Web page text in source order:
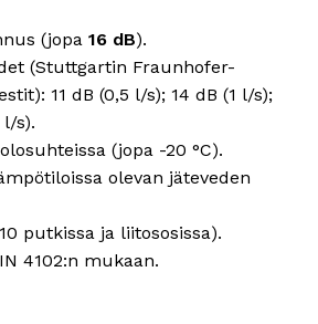
(jopa 16 dB).
(Stuttgartin Fraunhofer-
11 dB (0,5 l/s); 14 dB (1 l/s);
l/s).
(jopa -20 °C).
olevan jäteveden
putkissa ja liitososissa).
4102:n mukaan.